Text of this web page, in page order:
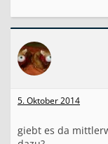
5. Oktober 2014
giebt es da